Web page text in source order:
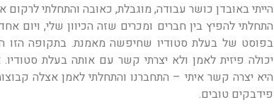
הייתי באובדן כושר עבודה, מוגבלת, כאובה והתחלתי
התחלתי להפיץ בין חברים ומכרים שזה הכיוון שלי, ויום
בפוסט של בעלת סטודיו שחיפשה מאמנת. בתקופה הזו
יכולה פיזית לאמן ולא יצרתי קשר עם אותה בעלת
היא יצרה קשר איתי – התחברנו והתחלתי לאמן אצלה
פידבקים טובים.